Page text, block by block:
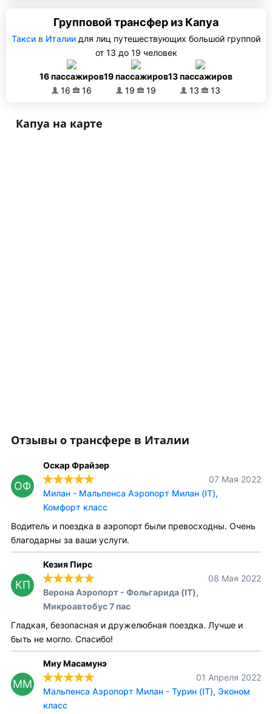
Групповой трансфер из Капуа
Такси в Италии для лиц путешествующих большой группой
от 13 до 19 человек
16 пассажиров
16
16
19 пассажиров
19
19
13 пассажиров
13
13
Капуа на карте
Отзывы о трансфере в Италии
ОФ
Оскар Фрайзер
07 Мая 2022
Милан - Мальпенса Аэропорт Милан (IT),
Комфорт класс
Водитель и поездка в аэропорт были превосходны. Очень
благодарны за ваши услуги.
КП
Кезия Пирс
08 Мая 2022
Верона Аэропорт - Фольгарида (IT),
Микроавтобус 7 пас
Гладкая, безопасная и дружелюбная поездка. Лучше и
быть не могло. Спасибо!
ММ
Миу Масамунэ
01 Апреля 2022
Мальпенса Аэропорт Милан - Турин (IT), Эконом
класс